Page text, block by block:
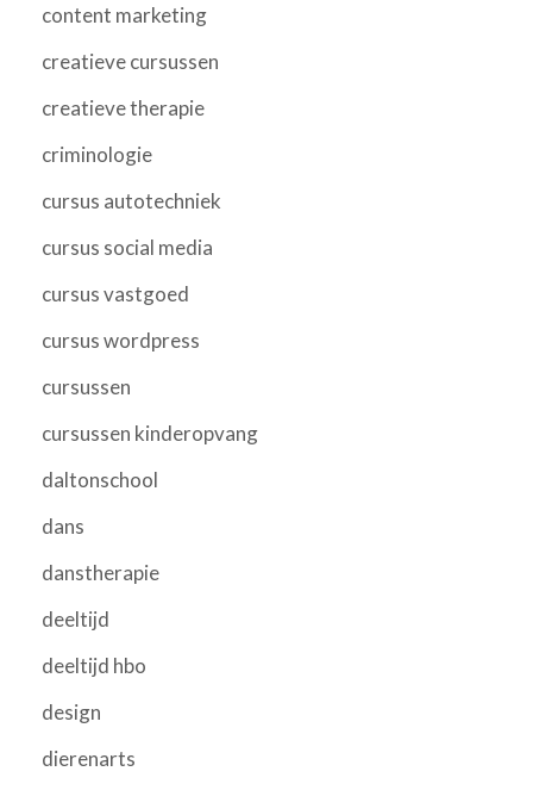
content marketing
creatieve cursussen
creatieve therapie
criminologie
cursus autotechniek
cursus social media
cursus vastgoed
cursus wordpress
cursussen
cursussen kinderopvang
daltonschool
dans
danstherapie
deeltijd
deeltijd hbo
design
dierenarts